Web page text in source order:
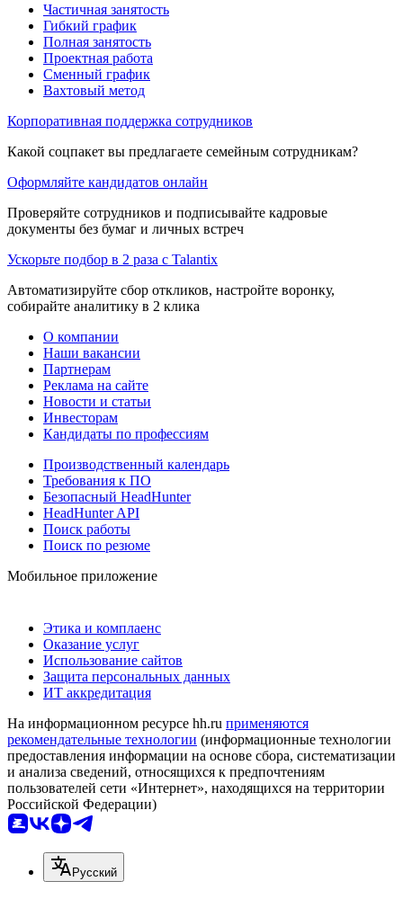
Частичная занятость
Гибкий график
Полная занятость
Проектная работа
Сменный график
Вахтовый метод
Корпоративная поддержка сотрудников
Какой соцпакет вы предлагаете семейным сотрудникам?
Оформляйте кандидатов онлайн
Проверяйте сотрудников и подписывайте кадровые
документы без бумаг и личных встреч
Ускорьте подбор в 2 раза с Talantix
Автоматизируйте сбор откликов, настройте воронку,
собирайте аналитику в 2 клика
О компании
Наши вакансии
Партнерам
Реклама на сайте
Новости и статьи
Инвесторам
Кандидаты по профессиям
Производственный календарь
Требования к ПО
Безопасный HeadHunter
HeadHunter API
Поиск работы
Поиск по резюме
Мобильное приложение
Этика и комплаенс
Оказание услуг
Использование сайтов
Защита персональных данных
ИТ аккредитация
На информационном ресурсе hh.ru применяются
рекомендательные технологии (информационные технологии
предоставления информации на основе сбора, систематизации
и анализа сведений, относящихся к предпочтениям
пользователей сети «Интернет», находящихся на территории
Российской Федерации)
Русский